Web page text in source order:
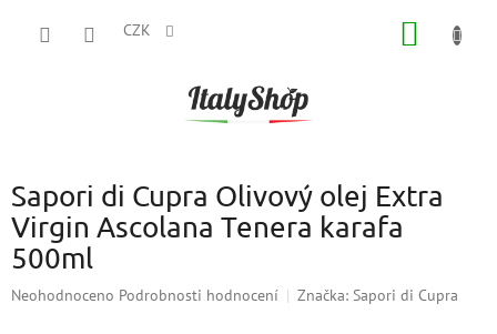
CZK
Sapori di Cupra Olivový olej Extra
Virgin Ascolana Tenera karafa
500ml
Průměrné
Neohodnoceno Podrobnosti hodnocení Značka: Sapori di Cupra